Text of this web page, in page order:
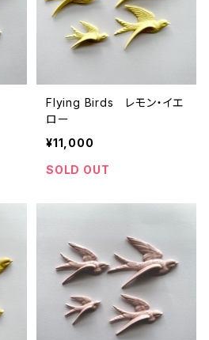
Flying Birds レモン・イエ
ロー
¥11,000
SOLD OUT